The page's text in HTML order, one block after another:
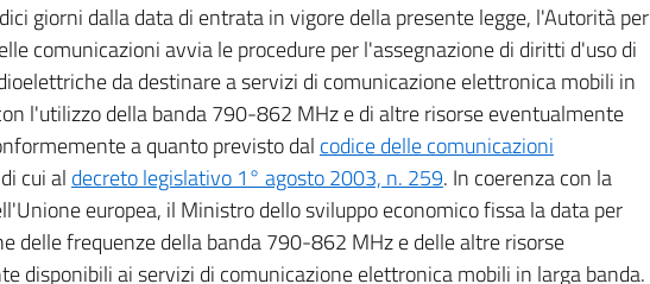
giorni dalla data di entrata in vigore della presente legge, l'Autorità per
comunicazioni avvia le procedure per l'assegnazione di diritti d'uso di
da destinare a servizi di comunicazione elettronica mobili in
l'utilizzo della banda 790-862 MHz e di altre risorse eventualmente
a quanto previsto dal codice delle comunicazioni
cui al decreto legislativo 1° agosto 2003, n. 259. In coerenza con la
europea, il Ministro dello sviluppo economico fissa la data per
delle frequenze della banda 790-862 MHz e delle altre risorse
disponibili ai servizi di comunicazione elettronica mobili in larga banda.